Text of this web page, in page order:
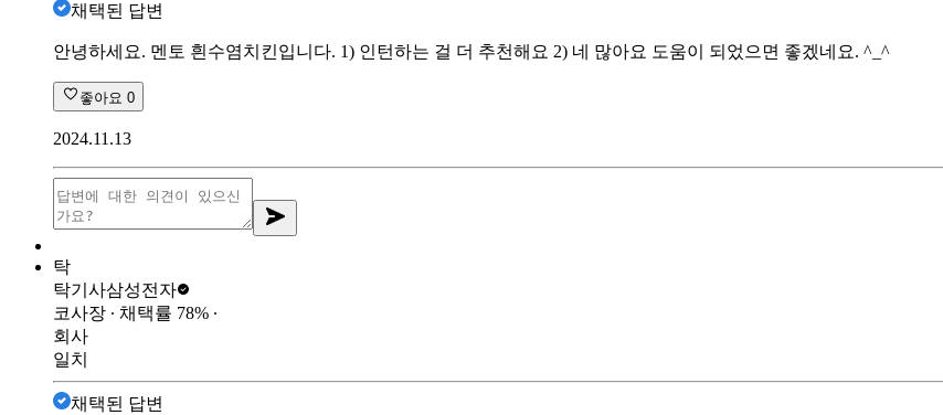
채택된 답변
안녕하세요. 멘토 흰수염치킨입니다. 1) 인턴하는 걸 더 추천해요 2) 네 많아요 도움이 되었으면 좋겠네요. ^_^
좋아요 0
2024.11.13
탁
탁기사삼성전자
코사장 ∙ 채택률 78% ∙
회사
일치
채택된 답변